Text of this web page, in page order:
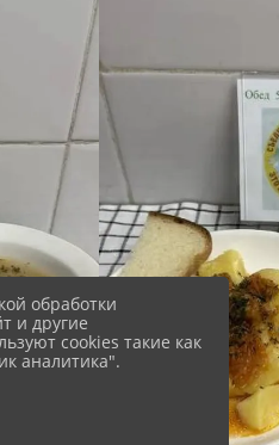
обработки
и другие
cookies такие как
аналитика".